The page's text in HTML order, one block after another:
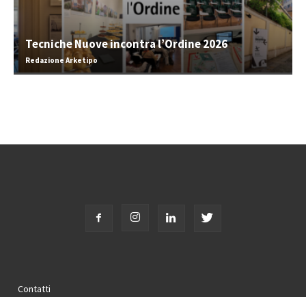
Tecniche Nuove incontra l’Ordine 2026
Redazione Arketipo
Contatti